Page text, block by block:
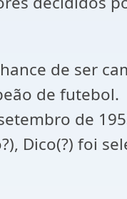
de ser
de
de
Dico(?) foi